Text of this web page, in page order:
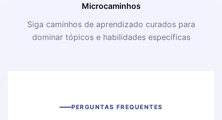
Microcaminhos
Siga caminhos de aprendizado curados para
dominar tópicos e habilidades específicas
PERGUNTAS FREQUENTES